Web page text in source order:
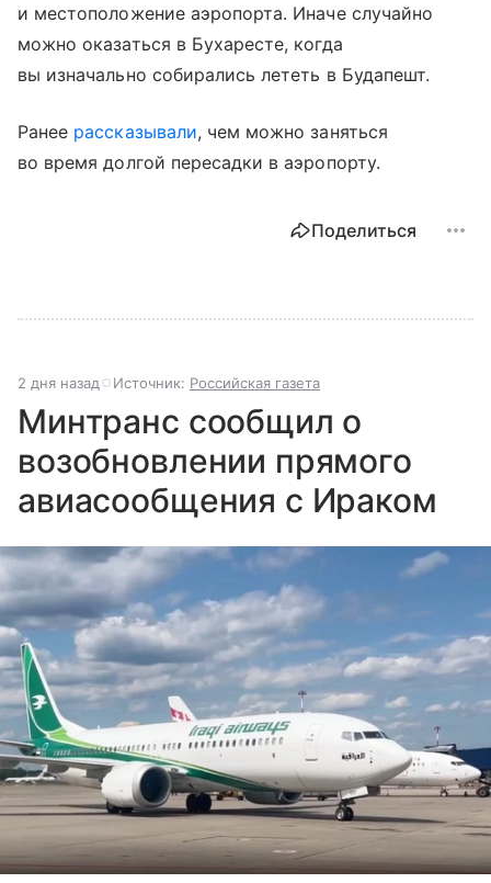
и местоположение аэропорта. Иначе случайно
можно оказаться в Бухаресте, когда
вы изначально собирались лететь в Будапешт.
Ранее рассказывали, чем можно заняться
во время долгой пересадки в аэропорту.
Поделиться
2 дня назад Источник: Российская газета
Минтранс сообщил о
возобновлении прямого
авиасообщения с Ираком